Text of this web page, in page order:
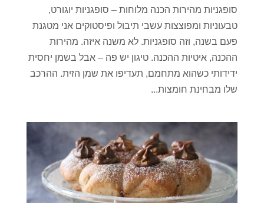
סופגניות מהירות הכנה מלוחות – סופגניות יוגורט,
טבעוניות ומפוצצות עשבי תיבול ופיסטוקים אני מטגנת
פעם בשנה, וזה סופגניות. לא משנה איזה. מהירות
ההכנה, איטיות ההכנה. טיגון יש פה – אבל בשמן יחסית
ידידותי כשהוא מתחמם, תעדיפו את שמן הזית. ההרכב
שלו מבחינת חומצות...